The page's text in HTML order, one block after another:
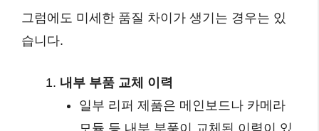
그럼에도 미세한 품질 차이가 생기는 경우는 있
습니다.
내부 부품 교체 이력
일부 리퍼 제품은 메인보드나 카메라